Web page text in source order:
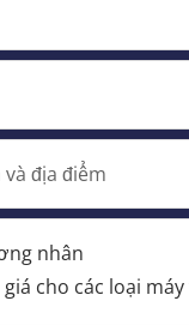
địa điểm
nhân
giá cho các loại